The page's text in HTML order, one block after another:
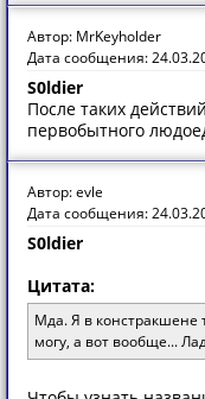
Автор: MrKeyholder
Дата сообщения:
S0ldier
После таких
первобытного
Автор: evle
Дата сообщения:
S0ldier
Цитата:
Мда. Я в констракшене
могу, а вот вообще...